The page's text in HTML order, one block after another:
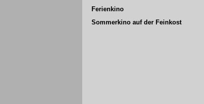
Ferienkino
Sommerkino auf der Feinkost